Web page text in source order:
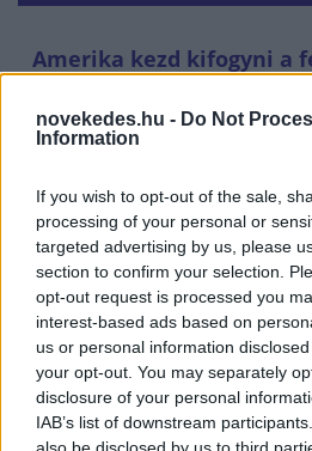
novekedes.hu - Do Not
Information
If you wish to opt-out of the sale,
processing of your personal or
targeted advertising by us, please
section to confirm your selection.
opt-out request is processed you
interest-based ads based on
us or personal information
your opt-out. You may separately
disclosure of your personal
IAB’s list of downstream
Amerika kezd kifogyni a
HÍREK 2 perce
Itt az új megállapodás,